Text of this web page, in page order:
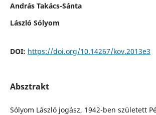
András Takács-Sánta
László Sólyom
DOI: https://doi.org/10.14267/kov.2013e3
Absztrakt
Sólyom László jogász, 1942-ben született